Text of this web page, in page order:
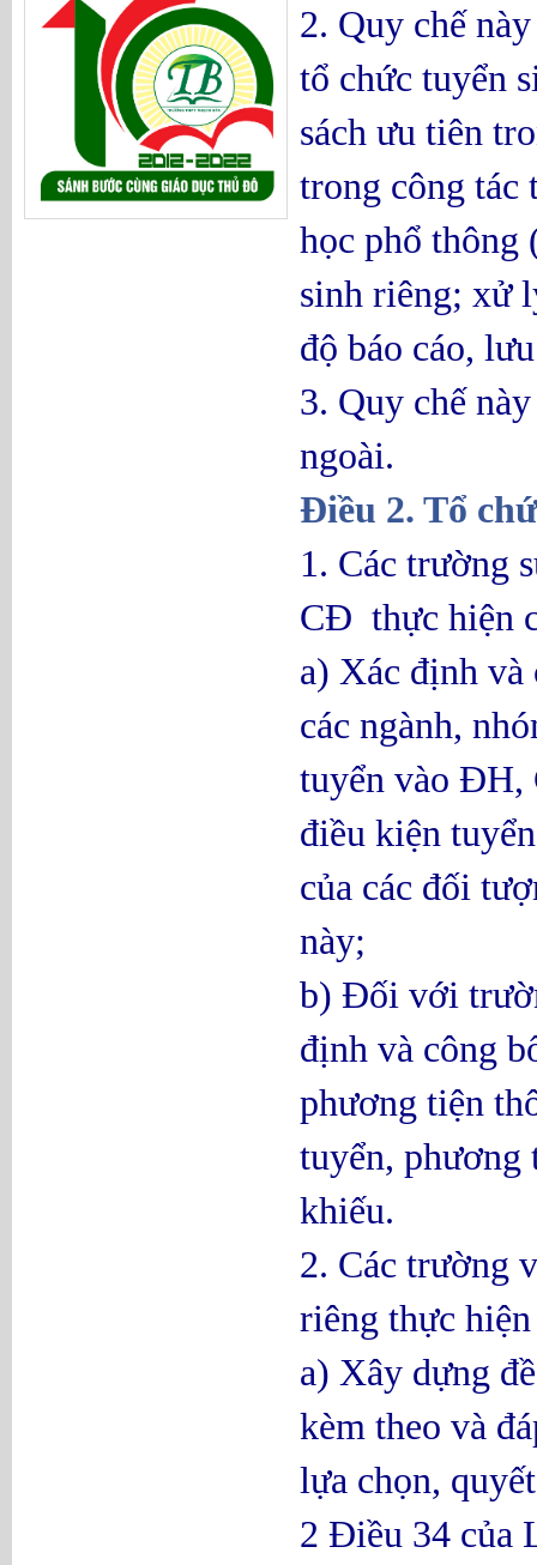
2. Quy chế
tổ chức tuyển
sách ưu tiên
trong công tác
học phổ thông
sinh riêng; xử
độ báo cáo,
3. Quy chế
ngoài.
Điều 2. Tổ
1. Các trường
CĐ thực hiện
a) Xác định và
các ngành,
tuyển vào ĐH,
điều kiện
của các đối
này;
b) Đối với
định và công
phương tiện
tuyển, phương
khiếu.
2. Các trường
riêng thực
a) Xây dựng
kèm theo và
lựa chọn,
2 Điều 34 của